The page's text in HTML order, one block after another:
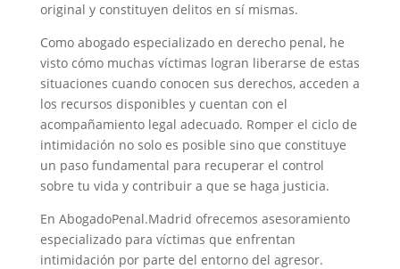
original y constituyen delitos en sí mismas.
Como abogado especializado en derecho penal, he
visto cómo muchas víctimas logran liberarse de estas
situaciones cuando conocen sus derechos, acceden a
los recursos disponibles y cuentan con el
acompañamiento legal adecuado. Romper el ciclo de
intimidación no solo es posible sino que constituye
un paso fundamental para recuperar el control
sobre tu vida y contribuir a que se haga justicia.
En AbogadoPenal.Madrid ofrecemos asesoramiento
especializado para víctimas que enfrentan
intimidación por parte del entorno del agresor.